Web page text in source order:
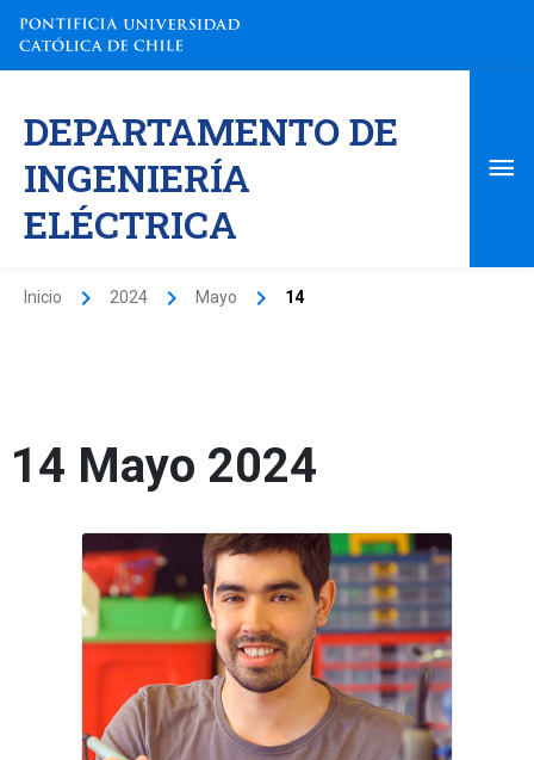
contenido
DEPARTAMENTO DE
INGENIERÍA
ELÉCTRICA
Inicio 2024 Mayo 14
14 Mayo 2024
Este
auto
se
carga
con
gasolina,
pero